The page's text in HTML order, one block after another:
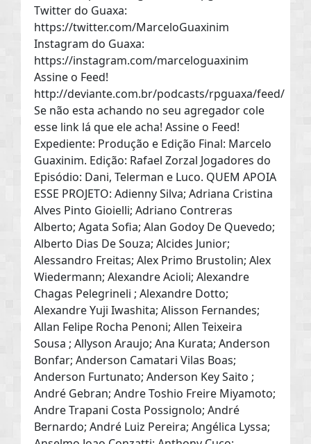
Twitter do Guaxa:
https://twitter.com/MarceloGuaxinim
Instagram do Guaxa:
https://instagram.com/marceloguaxinim
Assine o Feed!
http://deviante.com.br/podcasts/rpguaxa/feed/
Se não esta achando no seu agregador cole
esse link lá que ele acha! Assine o Feed!
Expediente: Produção e Edição Final: Marcelo
Guaxinim. Edição: Rafael Zorzal Jogadores do
Episódio: Dani, Telerman e Luco. QUEM APOIA
ESSE PROJETO: Adienny Silva; Adriana Cristina
Alves Pinto Gioielli; Adriano Contreras
Alberto; Agata Sofia; Alan Godoy De Quevedo;
Alberto Dias De Souza; Alcides Junior;
Alessandro Freitas; Alex Primo Brustolin; Alex
Wiedermann; Alexandre Acioli; Alexandre
Chagas Pelegrineli ; Alexandre Dotto;
Alexandre Yuji Iwashita; Alisson Fernandes;
Allan Felipe Rocha Penoni; Allen Teixeira
Sousa ; Allyson Araujo; Ana Kurata; Anderson
Bonfar; Anderson Camatari Vilas Boas;
Anderson Furtunato; Anderson Key Saito ;
André Gebran; Andre Toshio Freire Miyamoto;
Andre Trapani Costa Possignolo; André
Bernardo; André Luiz Pereira; Angélica Lyssa;